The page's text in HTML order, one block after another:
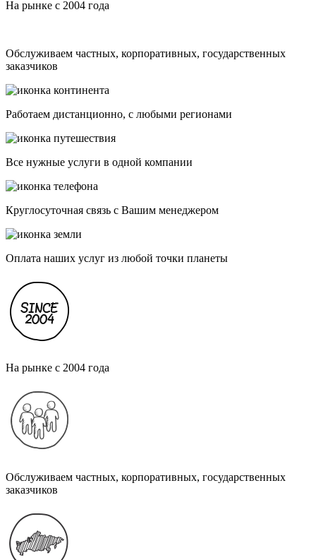
На рынке с 2004 года
Обслуживаем частных, корпоративных, государственных
заказчиков
Работаем дистанционно, с любыми регионами
Все нужные услуги в одной компании
Круглосуточная связь с Вашим менеджером
Оплата наших услуг из любой точки планеты
На рынке с 2004 года
Обслуживаем частных, корпоративных, государственных
заказчиков